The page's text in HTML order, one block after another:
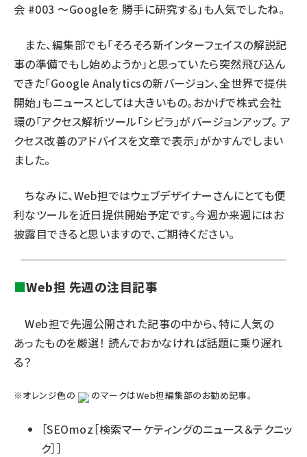
会 #003 〜Googleを 勝手に研究する」も人気でしたね。
また、編集部でも「そろそろ新インターフェイスの解説記
事の準備でもし始めようか」と思っていたら突然飛び込ん
できた「Google Analyticsの新バージョン、全世界で提供
開始」もニュースとしては大きいもの。おかげで株式会社
環の「アクセス解析ツール「シビラ」がバージョンアップ。 ア
クセス改善のアドバイスを文章で表示」がかすんでしまい
ました。
ちなみに、Web担ではウェブデザイナーさんにとても便
利なツールを近日提供開始予定です。今週か来週にはお
披露目できると思いますので、ご期待ください。
■Web担 先週の注目記事
Web担で先週公開された記事の中から、特に人気の
あったものを厳選！ 読んでおかなければ話題に乗り遅れ
る？
※オレンジ色の のマークはWeb担編集部のお勧め記事。
［SEOmoz［検索マーケティングのニュース＆テクニッ
ク］］